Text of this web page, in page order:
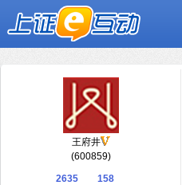
王府井
(600859)
2635
158